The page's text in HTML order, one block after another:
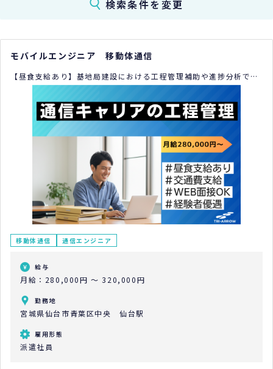
検索条件を変更
モバイルエンジニア 移動体通信
【昼食支給あり】基地局建設における工程管理補助や進捗分析で
移動体通信 通信エンジニア
給与
月給：280,000円 ～ 320,000円
勤務地
宮城県仙台市青葉区中央 仙台駅
雇用形態
派遣社員